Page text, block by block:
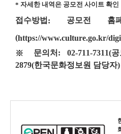
* 자세한 내역은 공모전 사이트 확인
접수방법 : 공모전 홈
(https://www.culture.go.kr/
※ 문의처 : 02-711-7311(
2879(한국문화정보원 담당자)